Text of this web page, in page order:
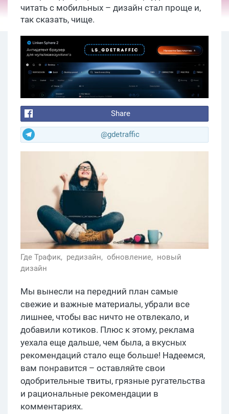
читать с мобильных – дизайн стал проще и,
так сказать, чище.
Share
@gdetraffic
Где Трафик, редизайн, обновление, новый
дизайн
Мы вынесли на передний план самые
свежие и важные материалы, убрали все
лишнее, чтобы вас ничто не отвлекало, и
добавили котиков. Плюс к этому, реклама
уехала еще дальше, чем была, а вкусных
рекомендаций стало еще больше! Надеемся,
вам понравится – оставляйте свои
одобрительные твиты, грязные ругательства
и рациональные рекомендации в
комментариях.